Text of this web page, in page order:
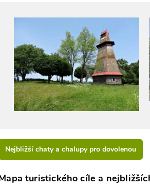
Nejbližší chaty a chalupy pro dovolenou
turistického cíle a
5